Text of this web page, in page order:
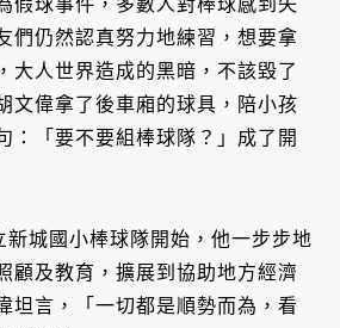
假球事件，多數人對棒球感到失
們仍然認真努力地練習，想要拿
大人世界造成的黑暗，不該毀了
文偉拿了後車廂的球具，陪小孩
：「要不要組棒球隊？」成了開
新城國小棒球隊開始，他一步步地
顧及教育，擴展到協助地方經濟
坦言，「一切都是順勢而為，看